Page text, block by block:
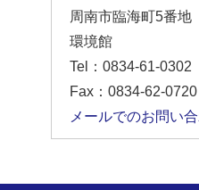
周南市臨海町5番地
環境館
Tel：0834-61-0302
Fax：0834-62-0720
メールでのお問い